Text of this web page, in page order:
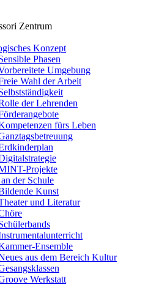
Zentrum
Konzept
Phasen
Umgebung
Wahl der Arbeit
der Lehrenden
fürs Leben
Projekte
der Schule
Kunst
und Literatur
Ensemble
aus dem Bereich Kultur
Werkstatt